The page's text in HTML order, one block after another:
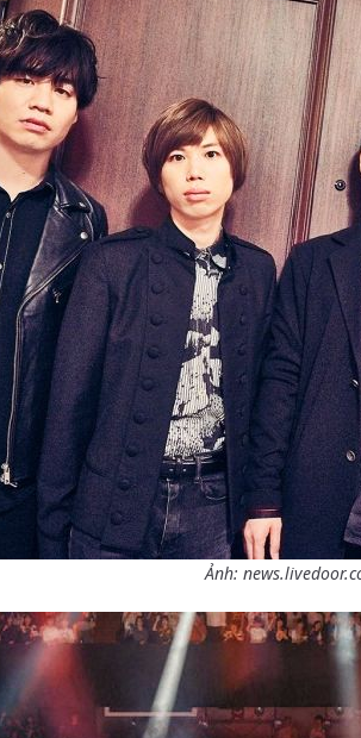
Ảnh: